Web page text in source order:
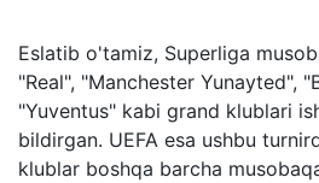
Eslatib o'tamiz, Superliga
"Real", "Manchester Yunayted",
"Yuventus" kabi grand klublari
bildirgan. UEFA esa ushbu
klublar boshqa barcha